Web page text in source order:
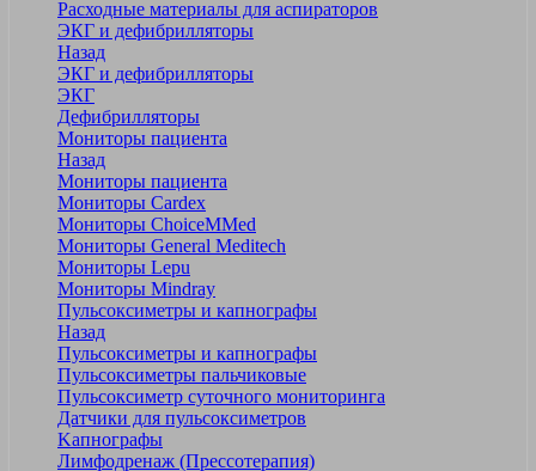
Расходные материалы для аспираторов
ЭКГ и дефибрилляторы
Назад
ЭКГ и дефибрилляторы
ЭКГ
Дефибрилляторы
Мониторы пациента
Назад
Мониторы пациента
Мониторы Cardex
Мониторы ChoiceMMed
Мониторы General Meditech
Мониторы Lepu
Мониторы Mindray
Пульсоксиметры и капнографы
Назад
Пульсоксиметры и капнографы
Пульсоксиметры пальчиковые
Пульсоксиметр суточного мониторинга
Датчики для пульсоксиметров
Kапнографы
Лимфодренаж (Прессотерапия)